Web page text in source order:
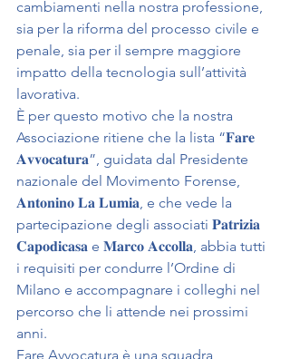
cambiamenti nella nostra professione,
sia per la riforma del processo civile e
penale, sia per il sempre maggiore
impatto della tecnologia sull’attività
lavorativa.
È per questo motivo che la nostra
Associazione ritiene che la lista “𝐅𝐚𝐫𝐞
𝐀𝐯𝐯𝐨𝐜𝐚𝐭𝐮𝐫𝐚”, guidata dal Presidente
nazionale del Movimento Forense,
𝐀𝐧𝐭𝐨𝐧𝐢𝐧𝐨 𝐋𝐚 𝐋𝐮𝐦𝐢𝐚, e che vede la
partecipazione degli associati 𝐏𝐚𝐭𝐫𝐢𝐳𝐢𝐚
𝐂𝐚𝐩𝐨𝐝𝐢𝐜𝐚𝐬𝐚 e 𝐌𝐚𝐫𝐜𝐨 𝐀𝐜𝐜𝐨𝐥𝐥𝐚, abbia tutti
i requisiti per condurre l’Ordine di
Milano e accompagnare i colleghi nel
percorso che li attende nei prossimi
anni.
Fare Avvocatura è una squadra